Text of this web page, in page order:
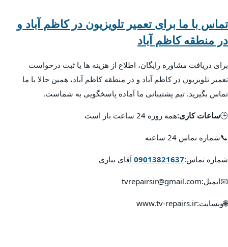
تماس با ما برای تعمیر تلویزیون در کاظم آباد و
در منطقه کاظم آباد
برای دریافت مشاوره رایگان، اطلاع از هزینه ها یا ثبت درخواست
تعمیر تلویزیون در کاظم آباد و در منطقه کاظم آباد، همین حالا با ما
تماس بگیرید. تیم پشتیبانی ما آماده پاسخگویی به شماست.
🕒ساعات کاری:همه روزه 24 ساعت باز است
📞شماره تماس 24 ساعته
شماره تماس:09013821637آقای نیازی
📧ایمیل:tvrepairsir@gmail.com
🌐وبسایت:www.tv-repairs.ir